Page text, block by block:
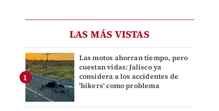
LAS MÁS VISTAS
Las motos ahorran tiempo, pero
cuestan vidas: Jalisco ya
considera a los accidentes de
'bikers' como problema